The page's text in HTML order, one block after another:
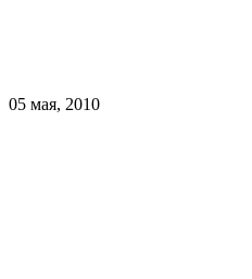
05 мая, 2010